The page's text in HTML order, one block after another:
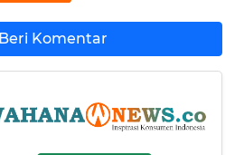
Beri Komentar